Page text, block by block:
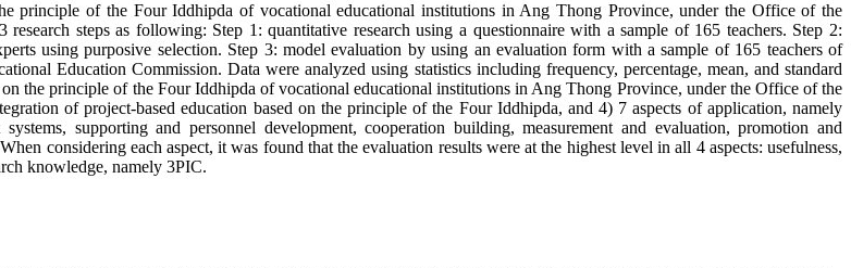
principle of the Four Iddhipda of vocational educational institutions in Ang Thong Province, under the Office of the
steps as following: Step 1: quantitative research using a questionnaire with a sample of 165 teachers. Step 2:
using purposive selection. Step 3: model evaluation by using an evaluation form with a sample of 165 teachers of
Education Commission. Data were analyzed using statistics including frequency, percentage, mean, and standard
the principle of the Four Iddhipda of vocational educational institutions in Ang Thong Province, under the Office of the
of project-based education based on the principle of the Four Iddhipda, and 4) 7 aspects of application, namely
supporting and personnel development, cooperation building, measurement and evaluation, promotion and
considering each aspect, it was found that the evaluation results were at the highest level in all 4 aspects: usefulness,
knowledge, namely 3PIC.